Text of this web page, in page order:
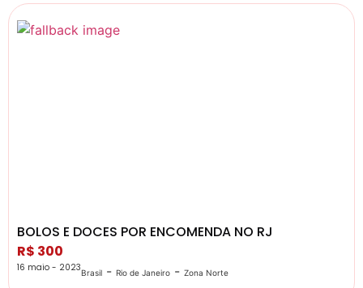
BOLOS E DOCES POR ENCOMENDA NO RJ
R$ 300
16 maio - 2023Brasil - Rio de Janeiro - Zona Norte